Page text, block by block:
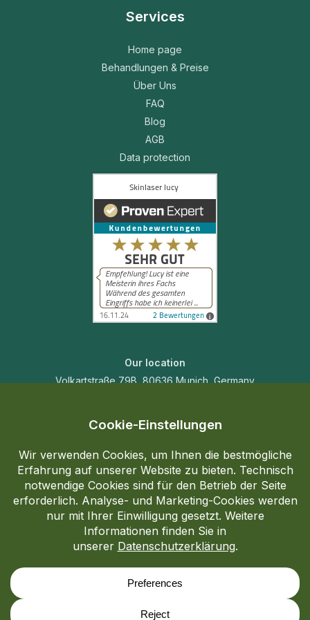
Services
Home page
Behandlungen & Preise
Über Uns
FAQ
Blog
AGB
Data protection
Our location
Volkartstraße 79B, 80636 Munich, Germany
+49 1517 5483124
Imprint